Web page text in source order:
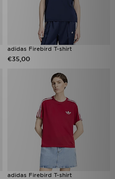
adidas Firebird T-shirt
€35,00
adidas Firebird T-shirt